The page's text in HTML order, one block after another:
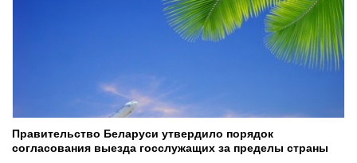
Правительство Беларуси утвердило порядок
согласования выезда госслужащих за пределы страны